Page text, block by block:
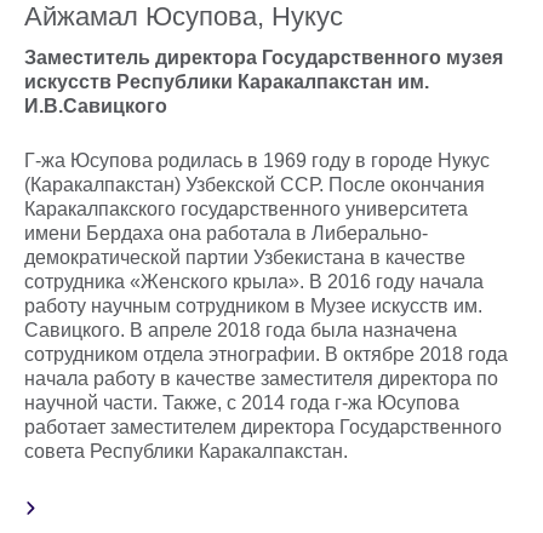
Айжамал Юсупова, Нукус
Заместитель директора Государственного музея
искусств Республики Каракалпакстан им.
И.В.Савицкого
Г-жа Юсупова родилась в 1969 году в городе Нукус
(Каракалпакстан) Узбекской ССР. После окончания
Каракалпакского государственного университета
имени Бердаха она работала в Либерально-
демократической партии Узбекистана в качестве
сотрудника «Женского крыла». В 2016 году начала
работу научным сотрудником в Музее искусств им.
Савицкого. В апреле 2018 года была назначена
сотрудником отдела этнографии. В октябре 2018 года
начала работу в качестве заместителя директора по
научной части. Также, с 2014 года г-жа Юсупова
работает заместителем директора Государственного
совета Республики Каракалпакстан.